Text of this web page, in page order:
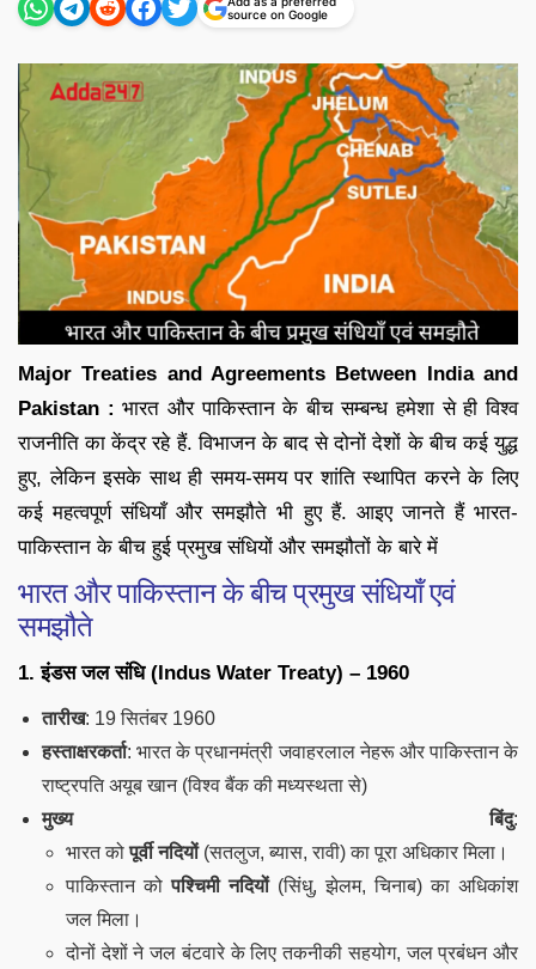
source on Google
Major Treaties and Agreements Between India and
Pakistan :भारत और पाकिस्तान के बीच सम्बन्ध हमेशा से ही विश्व
राजनीति का केंद्र रहे हैं. विभाजन के बाद से दोनों देशों के बीच कई युद्ध
हुए, लेकिन इसके साथ ही समय-समय पर शांति स्थापित करने के लिए
कई महत्वपूर्ण संधियाँ और समझौते भी हुए हैं. आइए जानते हैं भारत-
पाकिस्तान के बीच हुई प्रमुख संधियों और समझौतों के बारे में
भारत और पाकिस्तान के बीच प्रमुख संधियाँ एवं
समझौते
1.इंडस जल संधि (Indus Water Treaty) – 1960
तारीख: 19 सितंबर 1960
हस्ताक्षरकर्ता: भारत के प्रधानमंत्री जवाहरलाल नेहरू और पाकिस्तान के
राष्ट्रपति अयूब खान (विश्व बैंक की मध्यस्थता से)
मुख्य बिंदु:
भारत कोपूर्वी नदियों(सतलुज, ब्यास, रावी) का पूरा अधिकार मिला।
पाकिस्तान कोपश्चिमी नदियों(सिंधु, झेलम, चिनाब) का अधिकांश
जल मिला।
दोनों देशों ने जल बंटवारे के लिए तकनीकी सहयोग, जल प्रबंधन और